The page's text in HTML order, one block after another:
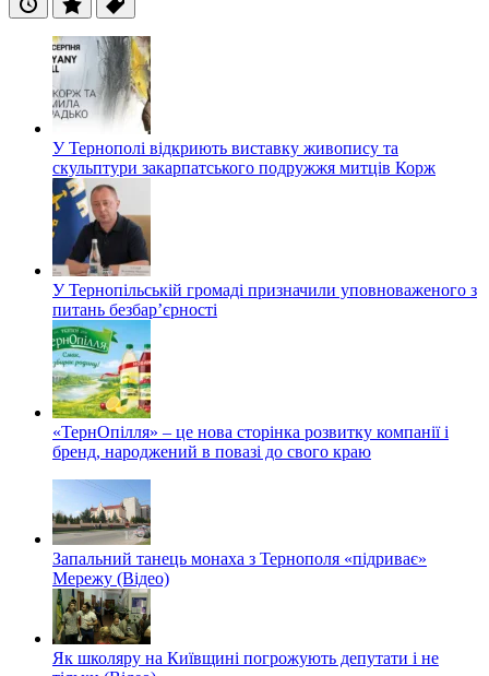
ОстанніПопулярні
Теги
У Тернополі відкриють виставку живопису та
скульптури закарпатського подружжя митців Корж
У Тернопільській громаді призначили уповноваженого з
питань безбар’єрності
«ТернОпілля» – це нова сторінка розвитку компанії і
бренд, народжений в повазі до свого краю
Запальний танець монаха з Тернополя «підриває»
Мережу (Відео)
Як школяру на Київщині погрожують депутати і не